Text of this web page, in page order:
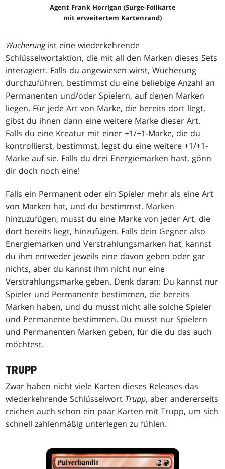
Agent Frank Horrigan (Surge-Foilkarte
mit erweitertem Kartenrand)
Wucherungist eine wiederkehrende
Schlüsselwortaktion, die mit all den Marken dieses Sets
interagiert. Falls du angewiesen wirst, Wucherung
durchzuführen, bestimmst du eine beliebige Anzahl an
Permanenten und/oder Spielern, auf denen Marken
liegen. Für jede Art von Marke, die bereits dort liegt,
gibst du ihnen dann eine weitere Marke dieser Art.
Falls du eine Kreatur mit einer +1/+1-Marke, die du
kontrollierst, bestimmst, legst du eine weitere +1/+1-
Marke auf sie. Falls du drei Energiemarken hast, gönn
dir doch noch eine!
Falls ein Permanent oder ein Spieler mehr als eine Art
von Marken hat, und du bestimmst, Marken
hinzuzufügen, musst du eine Marke von jeder Art, die
dort bereits liegt, hinzufügen. Falls dein Gegner also
Energiemarken und Verstrahlungsmarken hat, kannst
du ihm entweder jeweils eine davon geben oder gar
nichts, aber du kannst ihm nicht nur eine
Verstrahlungsmarke geben. Denk daran: Du kannst nur
Spieler und Permanente bestimmen, die bereits
Marken haben, und du musst nicht alle solche Spieler
und Permanente bestimmen. Du musst nur Spielern
und Permanenten Marken geben, für die du das auch
möchtest.
TRUPP
Zwar haben nicht viele Karten dieses Releases das
wiederkehrende Schlüsselwort Trupp, aber andererseits
reichen auch schon ein paar Karten mit Trupp, um sich
schnell zahlenmäßig unterlegen zu fühlen.